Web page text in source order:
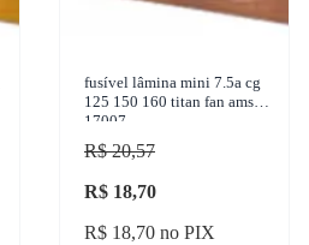
fusível lâmina mini 7.5a cg
125 150 160 titan fan ams
17007
R$ 20,57
R$ 18,70
R$ 18,70 no PIX